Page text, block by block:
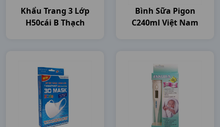
Khẩu Trang 3 Lớp
H50cái B Thạch
Bình Sữa Pigon
C240ml Việt Nam